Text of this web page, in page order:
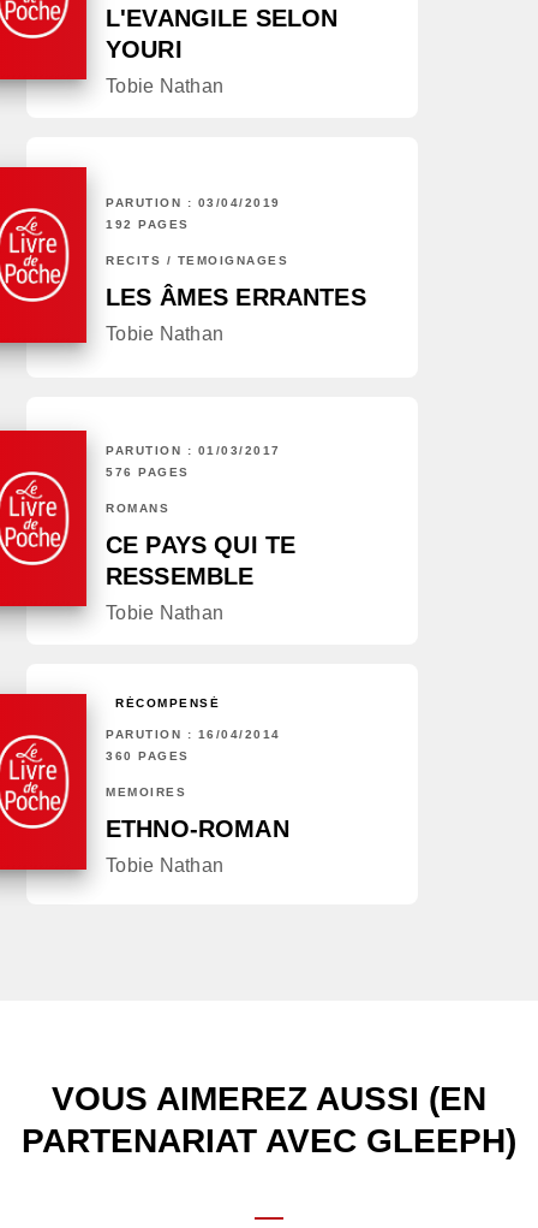
L'EVANGILE SELON
YOURI
Tobie Nathan
PARUTION : 03/04/2019
192 PAGES
RÉCITS / TÉMOIGNAGES
LES ÂMES ERRANTES
Tobie Nathan
PARUTION : 01/03/2017
576 PAGES
ROMANS
CE PAYS QUI TE
RESSEMBLE
Tobie Nathan
RÉCOMPENSÉ
PARUTION : 16/04/2014
360 PAGES
MÉMOIRES
ETHNO-ROMAN
Tobie Nathan
VOUS AIMEREZ AUSSI (EN
PARTENARIAT AVEC GLEEPH)